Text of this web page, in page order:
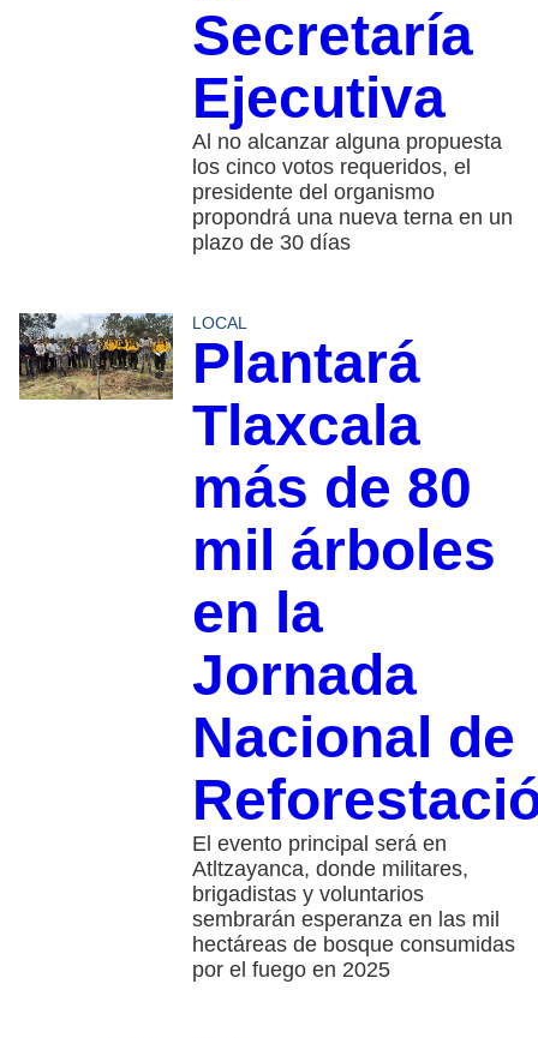
Secretaría
Ejecutiva
Al no alcanzar alguna propuesta
los cinco votos requeridos, el
presidente del organismo
propondrá una nueva terna en un
plazo de 30 días
LOCAL
Plantará
Tlaxcala
más de 80
mil árboles
en la
Jornada
Nacional de
El evento principal será en
Atltzayanca, donde militares,
brigadistas y voluntarios
sembrarán esperanza en las mil
hectáreas de bosque consumidas
por el fuego en 2025